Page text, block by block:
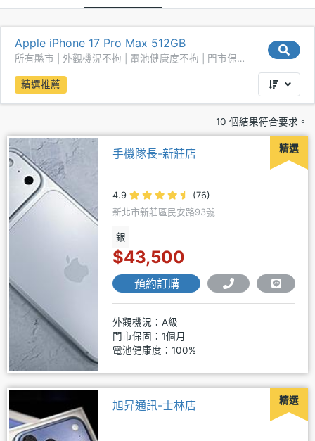
Apple iPhone 17 Pro Max 512GB
所有縣市 | 外觀機況不拘 | 電池健康度不拘 | 門市保固
精選推薦
10 個結果符合要求。
精選
手機隊長-新莊店
4.9
(76)
新北市新莊區民安路93號
銀
$43,500
預約訂購
外觀機況：A級
門市保固：1個月
電池健康度：100%
精選
旭昇通訊-士林店